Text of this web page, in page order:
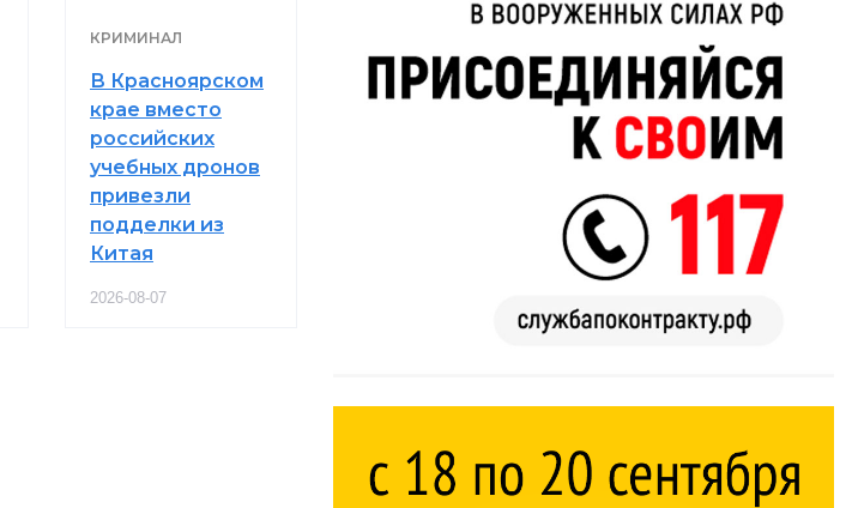
КРИМИНАЛ
В Красноярском
крае вместо
российских
учебных дронов
привезли
подделки из
Китая
2026-08-07